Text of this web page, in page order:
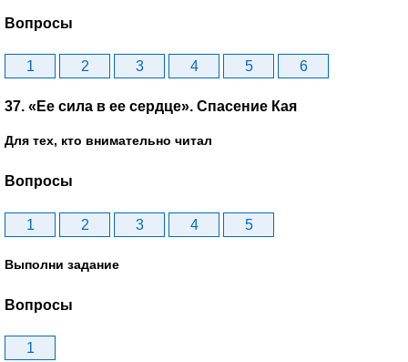
Вопросы
1 2 3 4 5 6
37. «Ее сила в ее сердце». Спасение Кая
Для тех, кто внимательно читал
Вопросы
1 2 3 4 5
Выполни задание
Вопросы
1